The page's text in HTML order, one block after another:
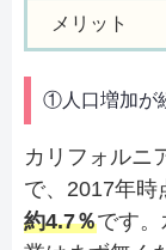
メリット
①人口増加が
カリフォルニ
で、2017年時
約4.7％です